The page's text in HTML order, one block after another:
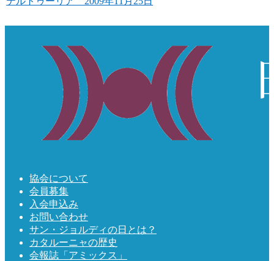
協会について
会員募集
入会申込み
お問い合わせ
サン・ジョルディの日とは？
カタルーニャの歴史
会報誌「アミックス」